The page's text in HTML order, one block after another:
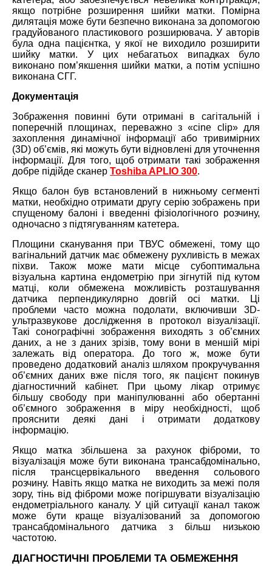
якщо потрібне розширення шийки матки. Помірна
дилятація може бути безпечно виконана за допомогою
градуйованого пластикового розширювача. У авторів
була одна пацієнтка, у якої не виходило розширити
шийку матки. У цих небагатьох випадках було
виконано пом’якшення шийки матки, а потім успішно
виконана СГГ.
Документація
Зображення повинні бути отримані в сагітальній і
поперечній площинах, переважно з «cine clip» для
захоплення динамічної інформації або тривимірних
(3D) об’ємів, які можуть бути відновлені для уточнення
інформації. Для того, щоб отримати такі зображення
добре підійде сканер Toshiba APLIO 300.
Якщо балон був встановлений в нижньому сегменті
матки, необхідно отримати другу серію зображень при
спущеному балоні і введенні фізіологічного розчину,
одночасно з підтягуванням катетера.
Площини сканування при ТВУС обмежені, тому що
вагінальний датчик має обмежену рухливість в межах
піхви. Також може мати місце субоптимальна
візуальна картина ендометрію при зігнутій під кутом
матці, коли обмежена можливість розташування
датчика перпендикулярно довгій осі матки. Ці
проблеми часто можна подолати, включивши 3D-
ультразвукове дослідження в протокол візуалізації.
Такі сонографічні зображення виходять з об’ємних
даних, а не з даних зрізів, тому вони в меншій мірі
залежать від оператора. До того ж, може бути
проведено додатковий аналіз шляхом прокручування
об’ємних даних вже після того, як пацієнт покинув
діагностичний кабінет. При цьому лікар отримує
більшу свободу при маніпулюванні або обертанні
об’ємного зображення в міру необхідності, щоб
прояснити деякі дані і отримати додаткову
інформацію.
Якщо матка збільшена за рахунок фіброми, то
візуалізація може бути виконана трансабдомінально,
після трансцервікального введення сольового
розчину. Навіть якщо матка не виходить за межі поля
зору, тінь від фіброми може погіршувати візуалізацію
ендометріального каналу. У цій ситуації канал також
може бути краще візуалізований за допомогою
трансабдомінального датчика з більш низькою
частотою.
ДІАГНОСТИЧНІ ПРОБЛЕМИ ТА ОБМЕЖЕННЯ